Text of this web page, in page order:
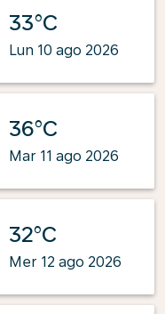
33°C
Lun 10 ago 2026
36°C
Mar 11 ago 2026
32°C
Mer 12 ago 2026